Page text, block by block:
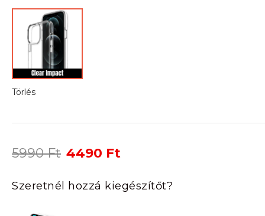
Törlés
5990Ft Original
was:
5990 Ft.
4490 Ft
is:
4490 Ft.
Szeretnél hozzá kiegészítőt?